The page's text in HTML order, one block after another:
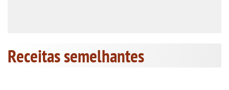
Receitas semelhantes